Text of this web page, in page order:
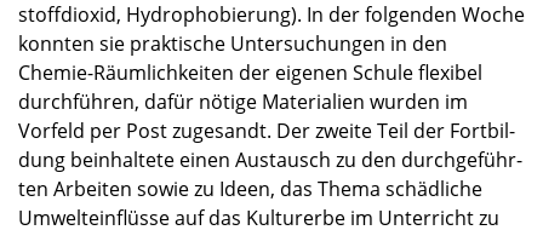
stoff­di­oxid, Hydro­pho­bie­rung). In der folgen­den Woche
konnten sie prakti­sche Unter­su­chun­gen in den
Chemie-Räumlichkeiten der eigenen Schule flexi­bel
durch­füh­ren, dafür nötige Materia­lien wurden im
Vorfeld per Post zugesandt. Der zweite Teil der Fortbil­
dung beinhal­tete einen Austausch zu den durch­ge­führ­
ten Arbei­ten sowie zu Ideen, das Thema schäd­li­che
Umwelt­ein­flüsse auf das Kultur­erbe im Unter­richt zu